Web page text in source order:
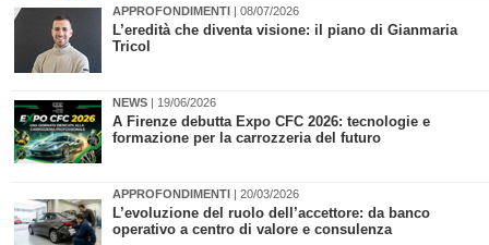
APPROFONDIMENTI | 08/07/2026
L’eredità che diventa visione: il piano di Gianmaria
Tricol
NEWS | 19/06/2026
​A Firenze debutta Expo CFC 2026: tecnologie e
formazione per la carrozzeria del futuro
APPROFONDIMENTI | 20/03/2026
L’evoluzione del ruolo dell’accettore: da banco
operativo a centro di valore e consulenza